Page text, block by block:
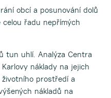
obcí a posunování dolů
řadu nepřímých
tun uhlí. Analýza Centra
náklady na jejich
životního prostředí a
nákladů na